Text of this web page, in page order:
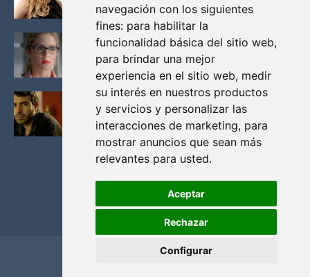
navegación con los siguientes
fines: para habilitar la
funcionalidad básica del sitio web,
para brindar una mejor
experiencia en el sitio web, medir
su interés en nuestros productos
y servicios y personalizar las
interacciones de marketing, para
mostrar anuncios que sean más
relevantes para usted.
Aceptar
Rechazar
Configurar
Junio 14, 2013
FELICITY (EMILY BETT RICKARDS), LAS FOTOS
MAS BONITAS DE LA ALIADA DE ARROW
Noviembre 30, 2013
BLACK MIRROR: TODA TU HISTORIA. EPISODIO 3.
LA CRITICA
Mayo 17, 2012
Privacidad y cookies
Contacto